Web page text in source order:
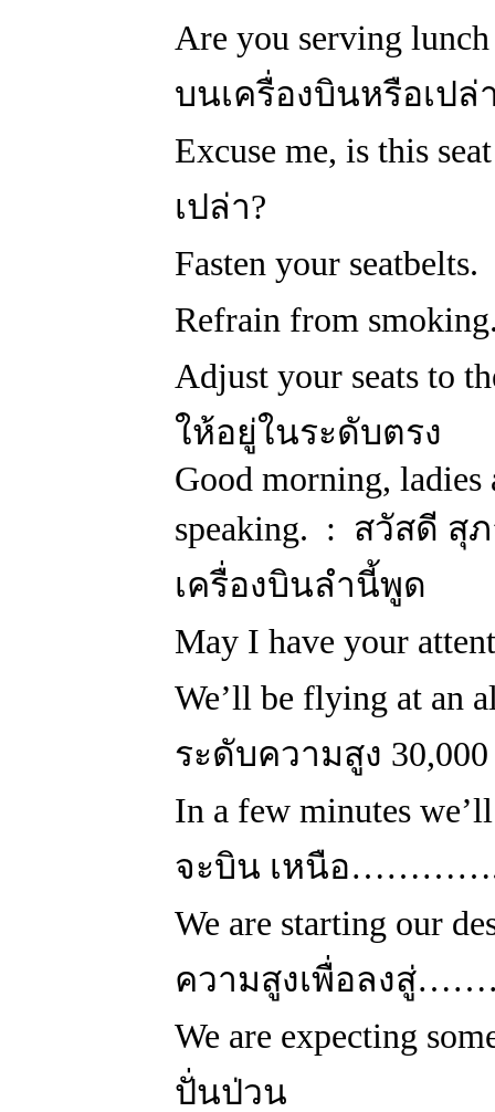
Are you serving
บนเครื่องบินหรือเปล่
Excuse me, is this
เปล่า?
Fasten your
Refrain from
Adjust your seats
ให้อยู่ในระดับตรง
Good morning, ladies
speaking. : สวัสดี
เครื่องบินลำนี้พูด
May I have your
We’ll be flying at
ระดับความสูง
In a few minutes
จะบิน เหนือ
We are starting our
ความสูงเพื่อลงสู่
We are expecting
ปั่นป่วน